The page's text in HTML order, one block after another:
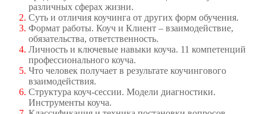
различных сферах жизни.
Суть и отличия коучинга от других форм обучения.
Формат работы. Коуч и Клиент – взаимодействие,
обязательства, ответственность.
Личность и ключевые навыки коуча. 11 компетенций
профессионального коуча.
Что человек получает в результате коучингового
взаимодействия.
Структура коуч-сессии. Модели диагностики.
Инструменты коуча.